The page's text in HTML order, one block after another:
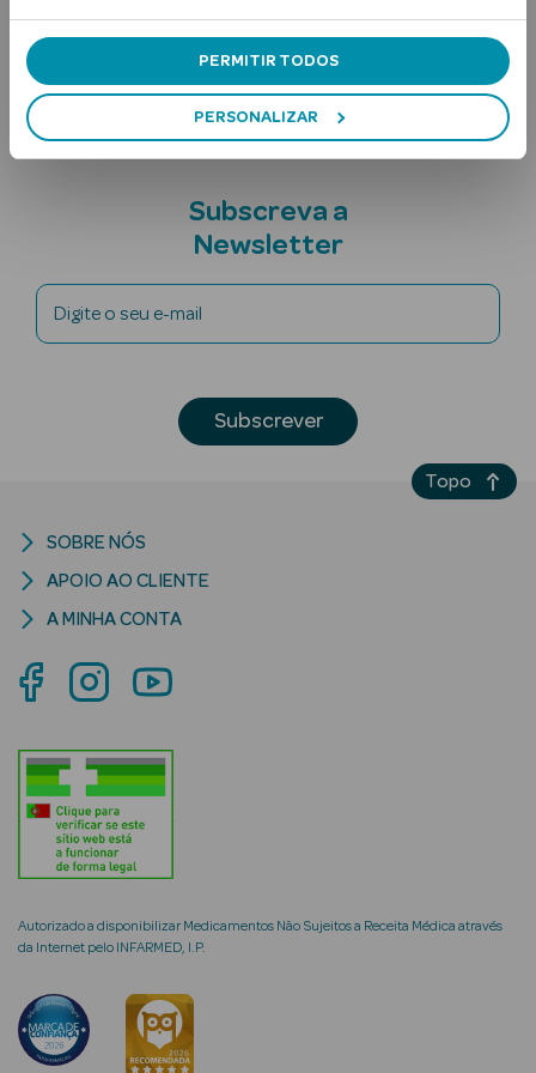
PERMITIR TODOS
PERSONALIZAR
Corpo
Rosto e
Ver Tudo
Cosmética
Rosto
Hidratantes
Séruns Faciais
Anti-
envelhecimento
Nota adicional
Subscreva a
Newsletter
Digite o seu e-mail
Subscrever
Autorizado a disponibilizar Medicamentos Não Sujeitos a Receita Médica através
da Internet pelo INFARMED, I.P.
SOBRE NÓS
APOIO AO CLIENTE
A MINHA CONTA
Topo